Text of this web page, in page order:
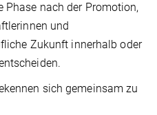
Phase nach der Promotion,
und
Zukunft innerhalb oder
sich gemeinsam zu